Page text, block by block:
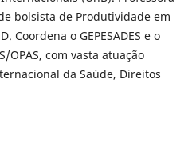
bolsista de Produtividade em
Coordena o GEPESADES e o
OPAS, com vasta atuação
da Saúde, Direitos